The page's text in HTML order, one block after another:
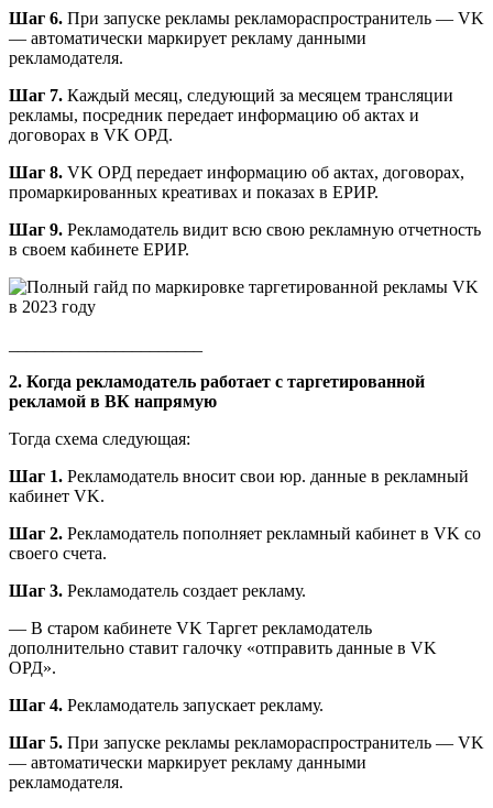
Шаг 6. При запуске рекламы рекламораспространитель — VK
— автоматически маркирует рекламу данными
рекламодателя.
Шаг 7. Каждый месяц, следующий за месяцем трансляции
рекламы, посредник передает информацию об актах и
договорах в VK ОРД.
Шаг 8. VK ОРД передает информацию об актах, договорах,
промаркированных креативах и показах в ЕРИР.
Шаг 9. Рекламодатель видит всю свою рекламную отчетность
в своем кабинете ЕРИР.
2. Когда рекламодатель работает с таргетированной
рекламой в ВК напрямую
Тогда схема следующая:
Шаг 1. Рекламодатель вносит свои юр. данные в рекламный
кабинет VK.
Шаг 2. Рекламодатель пополняет рекламный кабинет в VK со
своего счета.
Шаг 3. Рекламодатель создает рекламу.
— В старом кабинете VK Таргет рекламодатель
дополнительно ставит галочку «отправить данные в VK
ОРД».
Шаг 4. Рекламодатель запускает рекламу.
Шаг 5. При запуске рекламы рекламораспространитель — VK
— автоматически маркирует рекламу данными
рекламодателя.